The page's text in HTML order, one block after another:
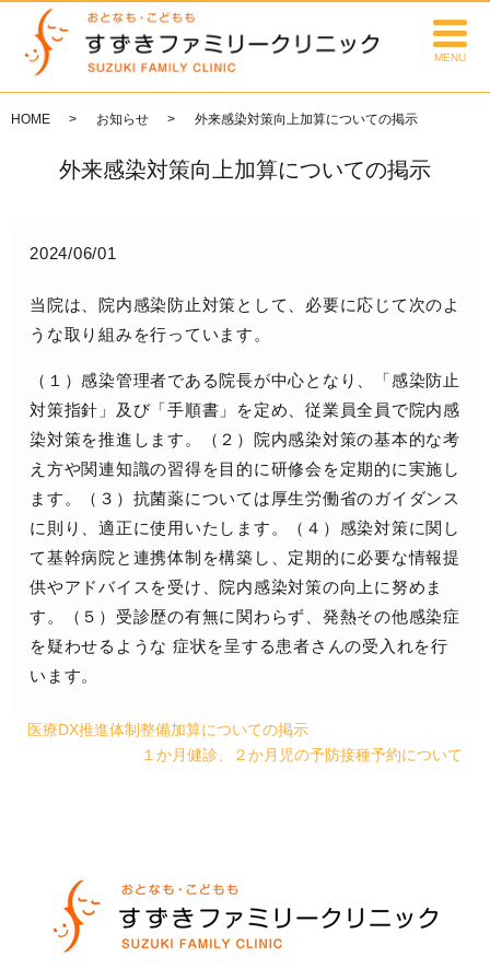
MENU
HOME お知らせ 外来感染対策向上加算についての掲示
外来感染対策向上加算についての掲示
2024/06/01
当院は、院内感染防止対策として、必要に応じて次のよ
うな取り組みを行っています。
（１）感染管理者である院長が中心となり、「感染防止
対策指針」及び「手順書」を定め、従業員全員で院内感
染対策を推進します。（２）院内感染対策の基本的な考
え方や関連知識の習得を目的に研修会を定期的に実施し
ます。（３）抗菌薬については厚生労働省のガイダンス
に則り、適正に使用いたします。（４）感染対策に関し
て基幹病院と連携体制を構築し、定期的に必要な情報提
供やアドバイスを受け、院内感染対策の向上に努めま
す。（５） 受診歴の有無に関わらず、発熱その他感染症
を疑わせるような 症状を呈する患者さんの受入れを行
います。
医療DX推進体制整備加算についての掲示
１か月健診、２か月児の予防接種予約について